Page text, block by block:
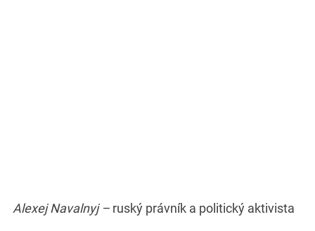
Alexej Navalnyj – ruský právník a politický aktivista